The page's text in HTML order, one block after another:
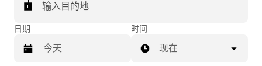
输入目的地
日期 时间
现在